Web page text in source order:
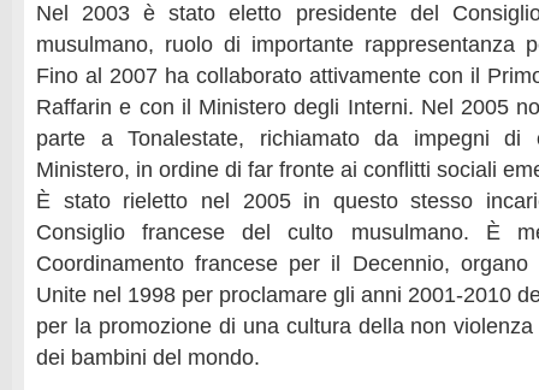
Nel 2003 è stato eletto presidente del
musulmano, ruolo di importante rappresentanza
Fino al 2007 ha collaborato attivamente con il
Raffarin e con il Ministero degli Interni. Nel 2005
parte a Tonalestate, richiamato da impegni di
Ministero, in ordine di far fronte ai conflitti sociali
È stato rieletto nel 2005 in questo stesso
Consiglio francese del culto musulmano. È
Coordinamento francese per il Decennio,
Unite nel 1998 per proclamare gli anni 2001-2010
per la promozione di una cultura della non
dei bambini del mondo.